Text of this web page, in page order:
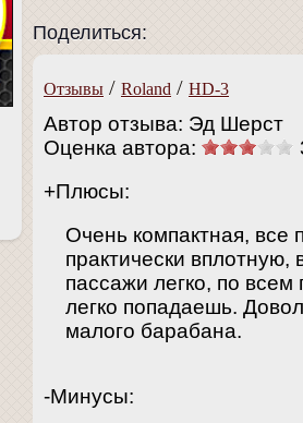
Поделиться:
Отзывы / Roland / HD-3
Автор отзыва: Эд Шерст
Оценка автора:
+Плюсы:
Очень компактная,
практически вплотную,
пассажи легко, по
легко попадаешь.
малого барабана.
-Минусы: